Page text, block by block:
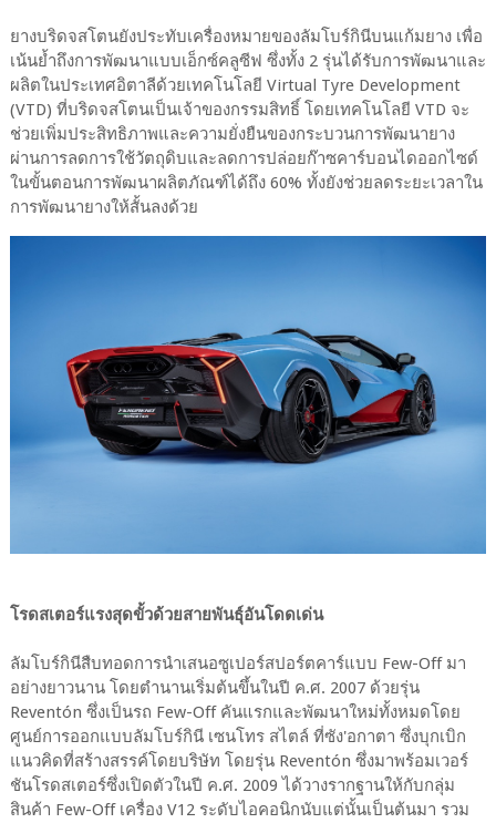
ยางบริดจสโตนยังประทับเครื่องหมายของลัมโบร์กินีบนแก้มยาง เพื่อ
เน้นย้ำถึงการพัฒนาแบบเอ็กซ์คลูซีฟ ซึ่งทั้ง 2 รุ่นได้รับการพัฒนาและ
ผลิตในประเทศอิตาลีด้วยเทคโนโลยี Virtual Tyre Development
(VTD) ที่บริดจสโตนเป็นเจ้าของกรรมสิทธิ์ โดยเทคโนโลยี VTD จะ
ช่วยเพิ่มประสิทธิภาพและความยั่งยืนของกระบวนการพัฒนายาง
ผ่านการลดการใช้วัตถุดิบและลดการปล่อยก๊าซคาร์บอนไดออกไซด์
ในขั้นตอนการพัฒนาผลิตภัณฑ์ได้ถึง 60% ทั้งยังช่วยลดระยะเวลาใน
การพัฒนายางให้สั้นลงด้วย
โรดสเตอร์แรงสุดขั้วด้วยสายพันธุ์อันโดดเด่น
ลัมโบร์กินีสืบทอดการนำเสนอซูเปอร์สปอร์ตคาร์แบบ Few-Off มา
อย่างยาวนาน โดยตำนานเริ่มต้นขึ้นในปี ค.ศ. 2007 ด้วยรุ่น
Reventón ซึ่งเป็นรถ Few-Off คันแรกและพัฒนาใหม่ทั้งหมดโดย
ศูนย์การออกแบบลัมโบร์กินี เซนโทร สไตล์ ที่ซัง'อกาตา ซึ่งบุกเบิก
แนวคิดที่สร้างสรรค์โดยบริษัท โดยรุ่น Reventón ซึ่งมาพร้อมเวอร์
ชันโรดสเตอร์ซึ่งเปิดตัวในปี ค.ศ. 2009 ได้วางรากฐานให้กับกลุ่ม
สินค้า Few-Off เครื่อง V12 ระดับไอคอนิกนับแต่นั้นเป็นต้นมา รวม